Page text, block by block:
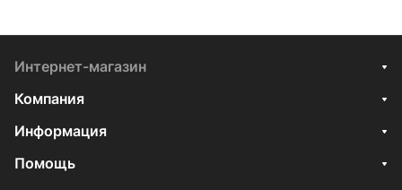
Интернет-магазин
Компания
Информация
Помощь